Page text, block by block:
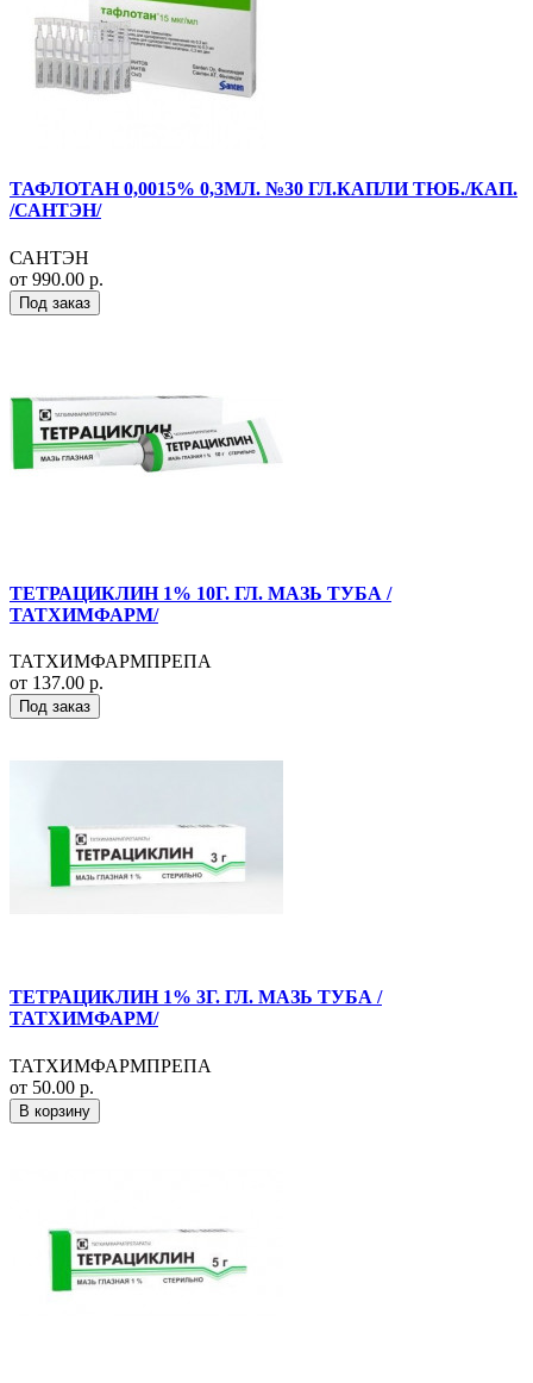
ТАФЛОТАН 0,0015% 0,3МЛ. №30 ГЛ.КАПЛИ ТЮБ./КАП.
/САНТЭН/
САНТЭН
от 990.00 р.
Под заказ
ТЕТРАЦИКЛИН 1% 10Г. ГЛ. МАЗЬ ТУБА /
ТАТХИМФАРМ/
ТАТХИМФАРМПРЕПА
от 137.00 р.
Под заказ
ТЕТРАЦИКЛИН 1% 3Г. ГЛ. МАЗЬ ТУБА /
ТАТХИМФАРМ/
ТАТХИМФАРМПРЕПА
от 50.00 р.
В корзину